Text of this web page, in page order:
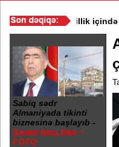
20 Yanvar abidəsi
Sabiq sədr
Almaniyada tikinti
biznesinə başlayıb -
Şərikli bina tikir +
FOTO